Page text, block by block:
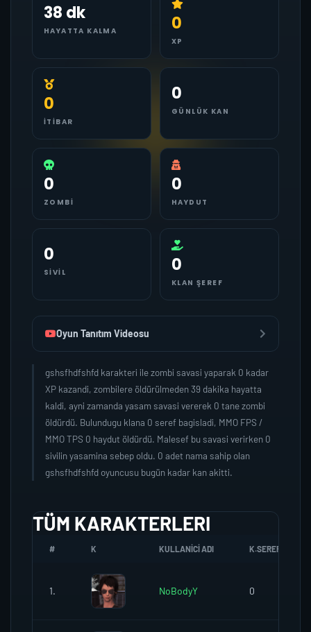
38 dk
HAYATTA KALMA 0
XP
0
İTIBAR
0
GÜNLÜK KAN
0
ZOMBI
0
HAYDUT
0
SIVIL 0
KLAN ŞEREF
Oyun Tanıtım Videosu
gshsfhdfshfd karakteri ile zombi savasi yaparak 0 kadar
XP kazandi, zombilere öldürülmeden 39 dakika hayatta
kaldi, ayni zamanda yasam savasi vererek 0 tane zombi
öldürdü. Bulundugu klana 0 seref bagisladi, MMO FPS /
MMO TPS 0 haydut öldürdü. Malesef bu savasi verirken 0
sivilin yasamina sebep oldu. 0 adet nama sahip olan
gshsfhdfshfd oyuncusu bugün kadar kan akitti.
TÜM KARAKTERLERI
# K KULLANICI ADI K.SEREFI
1. NoBodyY 0